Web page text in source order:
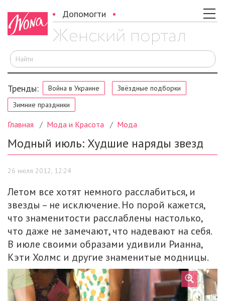
Допомогти
Тренды: Война в Украине
Звёздные подборки
Зимние праздники
Главная Мода и Красота Мода
Модный июль: Худшие наряды звезд
26 июля 2012, 12:24
Летом все хотят немного расслабиться, и
звезды – не исключение. Но порой кажется,
что знаменитости расслаблены настолько,
что даже не замечают, что надевают на себя.
В июле своими образами удивили Рианна,
Кэти Холмс и другие знаменитые модницы.